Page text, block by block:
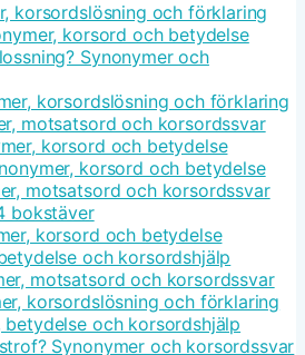
korsordslösning och förklaring
korsord och betydelse
Synonymer och
korsordslösning och förklaring
motsatsord och korsordssvar
korsord och betydelse
korsord och betydelse
motsatsord och korsordssvar
bokstäver
korsord och betydelse
och korsordshjälp
motsatsord och korsordssvar
korsordslösning och förklaring
betydelse och korsordshjälp
Synonymer och korsordssvar